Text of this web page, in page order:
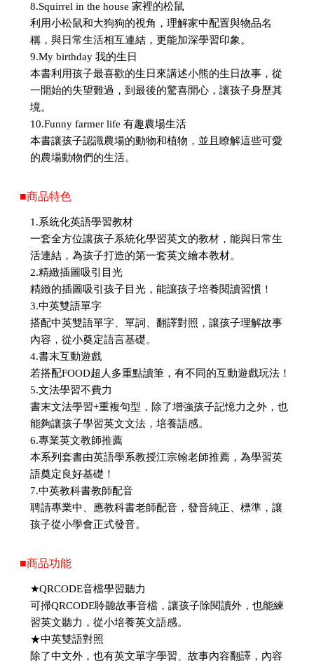
8.Squirrel in the house 家裡的松鼠
利用小松鼠和大狗狗的視角，理解家中配置與物品名
稱，與日常生活相互連結，更能加深學習印象。
9.My birthday 我的生日
本書利用孩子最喜歡的生日來講述小熊的生日故事，從
一開始的失望難過，到最後的驚喜開心，讓孩子身歷其
境。
10.Funny farmer life 有趣農場生活
本書讓孩子認識農場的動物和植物，並且瞭解這些可愛
的農場動物們的生活。
■商品特色
1.系統化英語學習教材
一套全方位讓孩子系統化學習英文的教材，能與日常生
活連結，為孩子打造的第一套英文繪本教材。
2.精緻插圖吸引目光
精緻的插圖吸引孩子目光，能讓孩子培養閱讀習慣！
3.中英雙語單字
搭配中英雙語單字、單詞、翻譯對照，讓孩子理解故事
內容，從小奠定語言基礎。
4.書末互動遊戲
若搭配FOOD超人多重點讀筆，有不同的互動遊戲玩法！
5.文法學習不費力
書末文法學習+重複句型，除了增強孩子記憶力之外，也
能夠讓孩子學習英文文法，培養語感。
6.專業英文教師推薦
本系列套書由英語學系教授江宗翰老師推薦，為學習英
語奠定良好基礎！
7.中英教科書教師配音
聘請專業中、應教科書老師配音，發音純正、標準，讓
孩子從小學會正式發音。
■商品功能
★QRCODE音檔學習聽力
可掃QRCODE聆聽故事音檔，讓孩子除閱讀外，也能練
習英文聽力，從小培養英文語感。
★中英雙語對照
除了中文外，也有英文單字學習、故事內容翻譯，內容